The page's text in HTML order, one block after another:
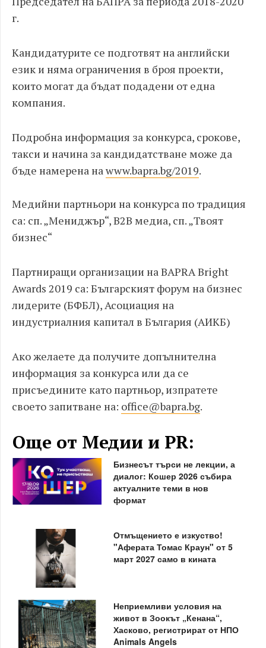
г.
Кандидатурите се подготвят на английски
език и няма ограничения в броя проекти,
които могат да бъдат подадени от една
компания.
Подробна информация за конкурса, срокове,
такси и начина за кандидатстване може да
бъде намерена наwww.bapra.bg/2019.
Медийни партньори на конкурса по традиция
са: сп. „Мениджър“, B2B медиа, сп. „Твоят
бизнес“
Партниращи организации на BAPRA Bright
Awards 2019 са: Българският форум на бизнес
лидерите (БФБЛ), Асоциация на
индустриалния капитал в България (АИКБ)
Ако желаете да получите допълнителна
информация за конкурса или да се
присъедините като партньор, изпратете
своето запитване на: office@bapra.bg.
Още от Медии и PR:
Бизнесът търси не лекции, а
диалог: Кошер 2026 събира
актуалните теми в нов
формат
Отмъщението е изкуство!
"Аферата Томас Краун" от 5
март 2027 само в кината
Неприемливи условия на
живот в Зоокът „Кенана“,
Хасково, регистрират от НПО
Animals Angels